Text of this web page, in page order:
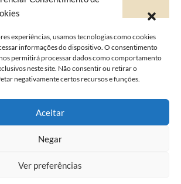
experiências, usamos tecnologias como cookies
informações do dispositivo. O consentimento
permitirá processar dados como comportamento
neste site. Não consentir ou retirar o
negativamente certos recursos e funções.
Aceitar
Negar
Ver preferências
Virtual
a versão online do Catálogo
Lucy’s?
foi feita pra atender as suas
e desejos, conheça a linha de
que vão mudar a sua vida!
nosso catálogo virtual